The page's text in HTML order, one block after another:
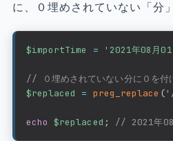
に、０埋めされていない「分
$importTime = '2021年08月
// ０埋めされていない分に０を付
$replaced
= preg_replace (
echo $replaced ; // 2021年08